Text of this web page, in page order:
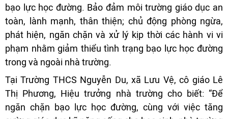
bạo lực học đường. Bảo đảm môi trường giáo dục an
toàn, lành mạnh, thân thiện; chủ động phòng ngừa,
phát hiện, ngăn chặn và xử lý kịp thời các hành vi vi
phạm nhằm giảm thiểu tình trạng bạo lực học đường
trong và ngoài nhà trường.
Tại Trường THCS Nguyễn Du, xã Lưu Vệ, cô giáo Lê
Thị Phương, Hiệu trưởng nhà trường cho biết: “Để
ngăn chặn bạo lực học đường, cùng với việc tăng